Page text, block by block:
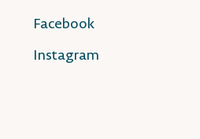
Facebook
Instagram